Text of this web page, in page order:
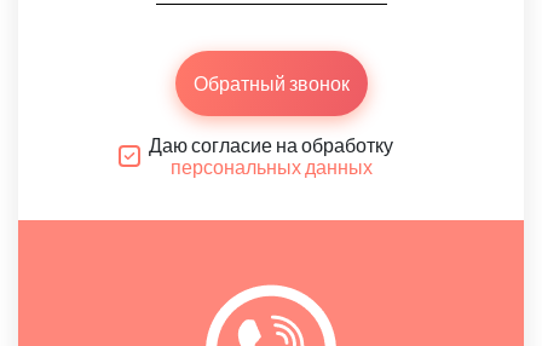
Обратный звонок
Даю согласие на обработку
персональных данных